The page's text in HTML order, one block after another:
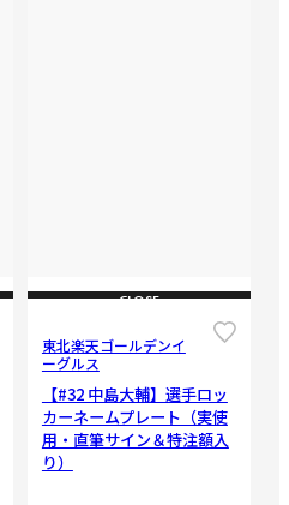
CLOSE
東北楽天ゴールデンイ
ーグルス
【#32 中島大輔】選手ロッ
カーネームプレート（実使
用・直筆サイン＆特注額入
り）